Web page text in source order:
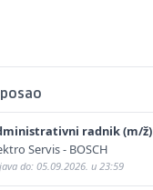
radnik (m/ž)
Servis - BOSCH
do: 05.09.2026. u 23:59